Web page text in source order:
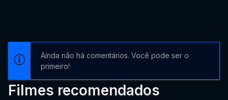
Ainda não há comentários. Você pode ser o
primeiro!
Filmes recomendados